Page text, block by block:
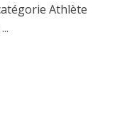
Athlète